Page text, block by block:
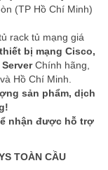
(TP Hồ Chí Minh)
rack tủ mạng giá
thiết bị mạng Cisco,
Chính hãng,
Hồ Chí Minh.
sản phẩm, dịch
nhận được hỗ trợ
TOÀN CẦU